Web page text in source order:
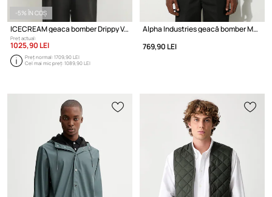
-5% ÎN COȘ
ICECREAM geaca bomber Drippy Varsity Jacket
Preț actual:
1025,90 LEI
Preț normal:1709,90 LEI
Cel mai mic preț:1089,90 LEI
Alpha Industries geacă bomber MA-1 TT Light Bomber
769,90 LEI